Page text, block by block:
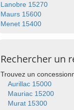
Lanobre 15270
Maurs 15600
Menet 15400
Rechercher un
Trouvez un
Aurillac 15000
Mauriac 15200
Murat 15300